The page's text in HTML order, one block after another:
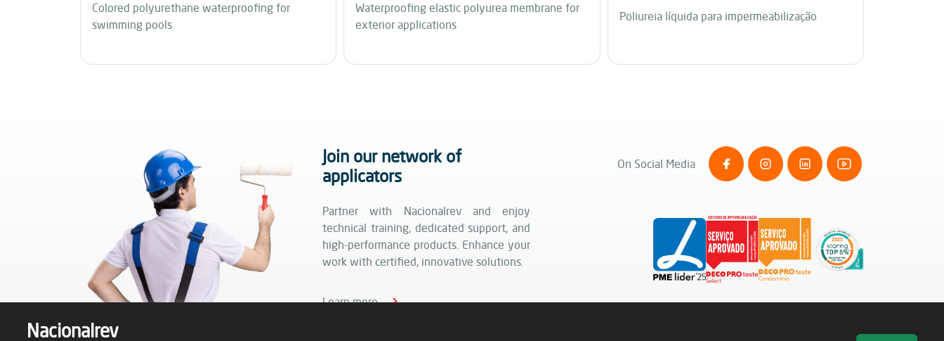
Colored polyurethane waterproofing for
swimming pools
Waterproofing elastic polyurea membrane for
exterior applications
Poliureia líquida para impermeabilização
Join our network of
applicators
Partner with Nacionalrev and enjoy
technical training, dedicated support, and
high-performance products. Enhance your
work with certified, innovative solutions.
Learn more
On Social Media
Nacionalrev